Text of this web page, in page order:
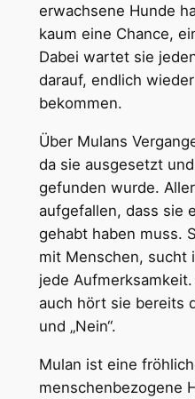
erwachsene Hunde
kaum eine Chance,
Dabei wartet sie
darauf, endlich
bekommen.
Über Mulans
da sie ausgesetzt
gefunden wurde.
aufgefallen, dass sie
gehabt haben muss.
mit Menschen, sucht
jede
auch hört sie bereits
und „Nein“.
Mulan ist eine
menschenbezogene